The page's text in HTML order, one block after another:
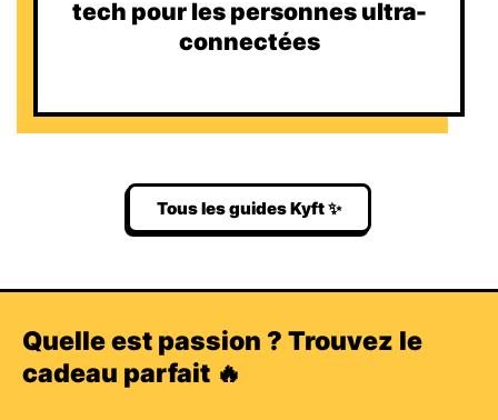
tech pour les personnes ultra-
connectées
Tous les guides Kyft ✨
Quelle est passion ? Trouvez le
cadeau parfait 🔥